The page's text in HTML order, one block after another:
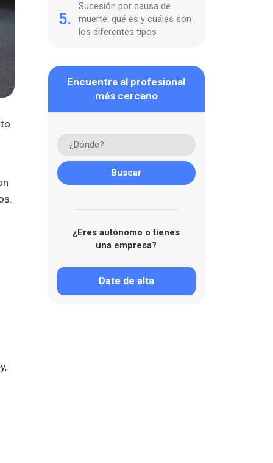
5.
Sucesión por causa de
muerte: qué es y cuáles son
los diferentes tipos
Encuentra al profesional
más cercano
¿Eres autónomo o tienes
una empresa?
Date de alta